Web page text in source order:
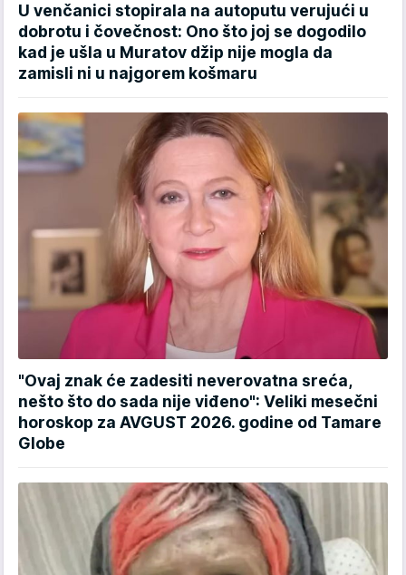
U venčanici stopirala na autoputu verujući u
dobrotu i čovečnost: Ono što joj se dogodilo
kad je ušla u Muratov džip nije mogla da
zamisli ni u najgorem košmaru
"Ovaj znak će zadesiti neverovatna sreća,
nešto što do sada nije viđeno": Veliki mesečni
horoskop za AVGUST 2026. godine od Tamare
Globe